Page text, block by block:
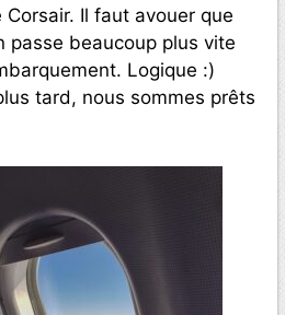
Il faut avouer que
passe beaucoup plus vite
Logique :)
tard, nous sommes prêts